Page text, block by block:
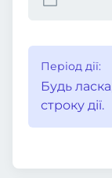
Період дії:
Будь
строку дії.